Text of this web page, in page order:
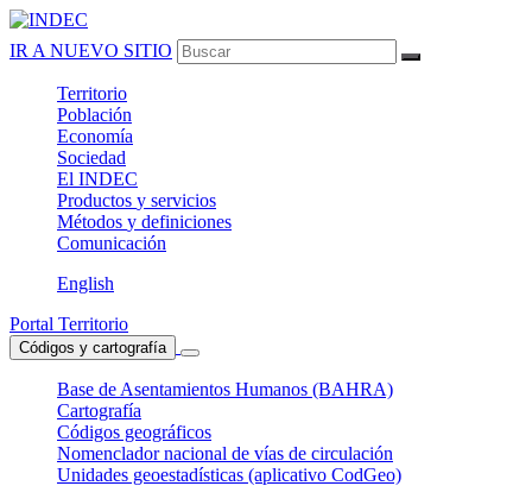
IR A NUEVO SITIO
Territorio
Población
Economía
Sociedad
El INDEC
Productos y servicios
Métodos y definiciones
Comunicación
English
Portal Territorio
Códigos y cartografía
Base de Asentamientos Humanos (BAHRA)
Cartografía
Códigos geográficos
Nomenclador nacional de vías de circulación
Unidades geoestadísticas (aplicativo CodGeo)